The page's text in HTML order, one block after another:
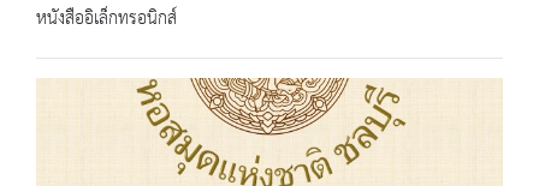
หนังสืออิเล็กทรอนิกส์